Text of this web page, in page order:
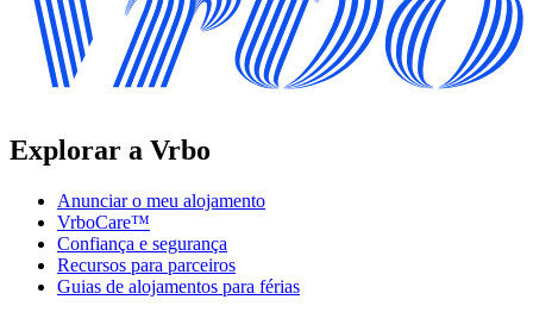
Explorar a Vrbo
Anunciar o meu alojamento
VrboCare™
Confiança e segurança
Recursos para parceiros
Guias de alojamentos para férias